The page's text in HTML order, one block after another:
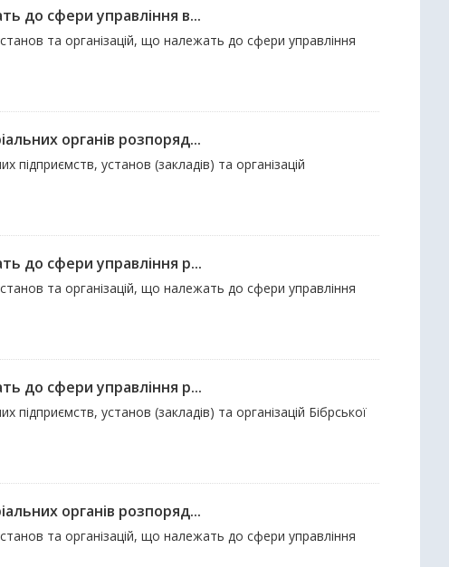
до сфери управління в...
та організацій, що належать до сфери управління
органів розпоряд...
підприємств, установ (закладів) та організацій
до сфери управління р...
та організацій, що належать до сфери управління
до сфери управління р...
установ (закладів) та організацій Бібрської
органів розпоряд...
та організацій, що належать до сфери управління